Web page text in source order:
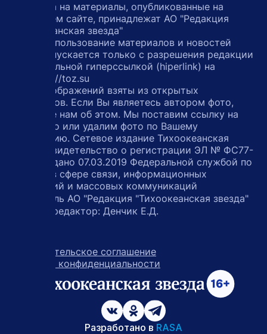
Все права на материалы, опубликованные на
настоящем сайте, принадлежат АО "Редакция
"Тихоокеанская звезда"
Любое использование материалов и новостей
сайта допускается только с разрешения редакции
с обязательной гиперссылкой (hiperlink) на
сайт http://toz.su
Часть изображений взяты из открытых
источников. Если Вы являетесь автором фото,
сообщите нам об этом. Мы поставим ссылку на
авторство или удалим фото по Вашему
требованию. Сетевое издание Тихоокеанская
звезда, свидетельство о регистрации ЭЛ № ФС77-
75133 выдано 07.03.2019 Федеральной службой по
надзору в сфере связи, информационных
технологий и массовых коммуникаций
Учредитель АО "Редакция "Тихоокеанская звезда"
Главный редактор: Денчик Е.Д.
Пользовательское соглашение
Политика конфиденциальности
ссылка на главную
возрастное ограничение 16+
ссылка на страницу в Вконтакте
ссылка на страницу в
ссылка на канал в
Разработано в RASA